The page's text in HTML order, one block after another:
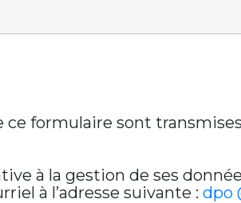
formulaire sont
à la gestion de ses
à l’adresse suivante : dpo